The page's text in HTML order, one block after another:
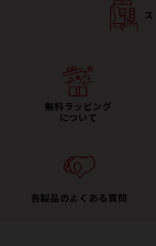
無料ラッピング
について
各製品のよくある質問